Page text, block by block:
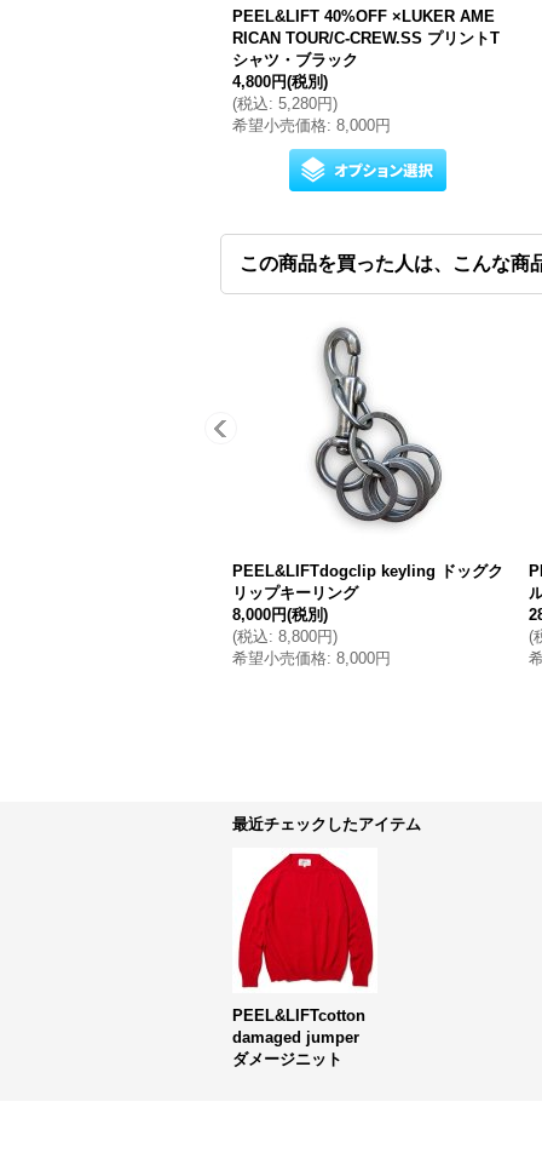
PEEL&LIFT 40%OFF ×LUKER AME
RICAN TOUR/C-CREW.SS プリントT
シャツ・ブラック
4,800円(税別)
(税込: 5,280円)
希望小売価格: 8,000円
この商品を買った人は、こんな商
PEEL&LIFTdogclip keyling ドッグク
リップキーリング
8,000円(税別)
(税込: 8,800円)
希望小売価格: 8,000円
(
最近チェックしたアイテム
PEEL&LIFTcotton
damaged jumper
ダメージニット